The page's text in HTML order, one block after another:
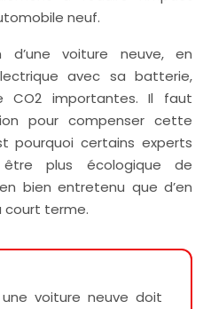
neuf.
d’une voiture neuve, en
avec sa batterie,
CO2 importantes. Il faut
pour compenser cette
pourquoi certains experts
plus écologique de
bien entretenu que d’en
court terme.
voiture neuve doit